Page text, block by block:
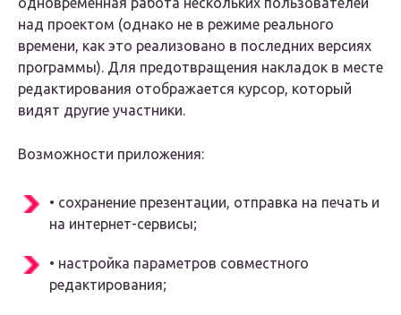
над проектом (однако не в режиме реального
времени, как это реализовано в последних версиях
программы). Для предотвращения накладок в месте
редактирования отображается курсор, который
видят другие участники.
Возможности приложения:
• сохранение презентации, отправка на печать и
на интернет-сервисы;
• настройка параметров совместного
редактирования;